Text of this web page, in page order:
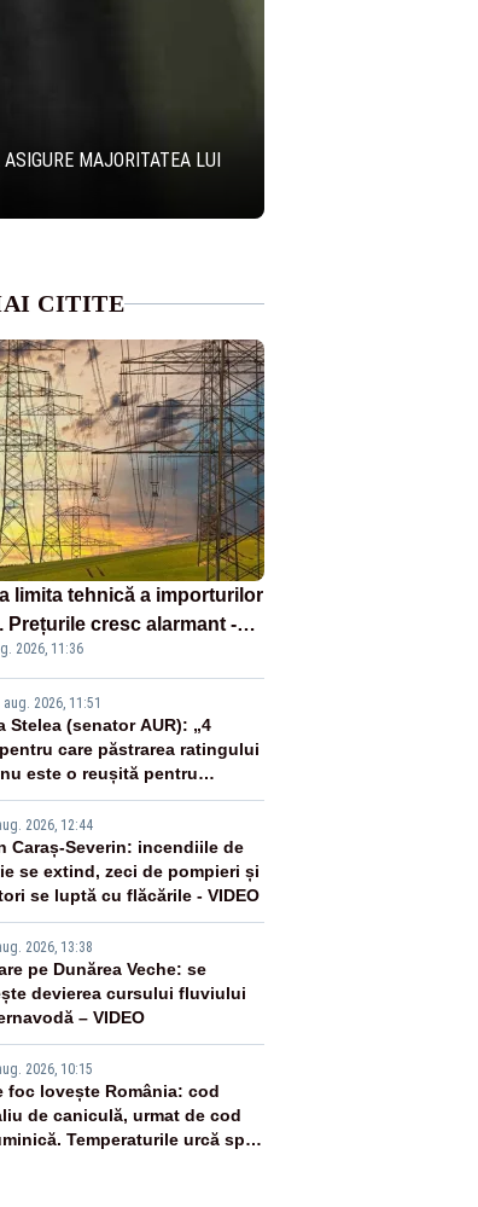
MAJORITATEA LUI
CITITE
limita tehnică a importurilor
Prețurile cresc alarmant -
Plus
2026, 11:36
aug. 2026, 11:51
Stelea (senator AUR): „4
care păstrarea ratingului
este o reușită pentru
Bolojan”
2026, 12:44
Caraș-Severin: incendiile de
se extind, zeci de pompieri și
se luptă cu flăcările - VIDEO
2026, 13:38
pe Dunărea Veche: se
devierea cursului fluviului
– VIDEO
2026, 10:15
foc lovește România: cod
de caniculă, urmat de cod
Temperaturile urcă spre